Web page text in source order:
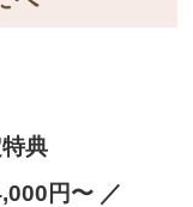
典
円〜 ／